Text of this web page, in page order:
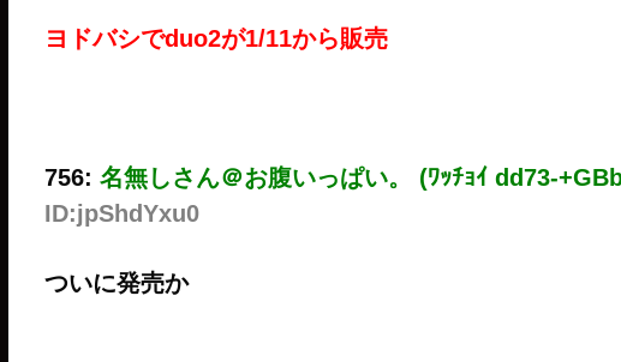
ヨドバシでduo2が1/11から販売
756: 名無しさん＠お腹いっぱい。 (ﾜｯﾁｮｲ dd73-
ID:jpShdYxu0
ついに発売か